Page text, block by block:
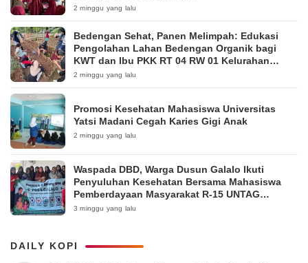
2 minggu yang lalu
Bedengan Sehat, Panen Melimpah: Edukasi
Pengolahan Lahan Bedengan Organik bagi
KWT dan Ibu PKK RT 04 RW 01 Kelurahan
Pakintelan
2 minggu yang lalu
Promosi Kesehatan Mahasiswa Universitas
Yatsi Madani Cegah Karies Gigi Anak
2 minggu yang lalu
Waspada DBD, Warga Dusun Galalo Ikuti
Penyuluhan Kesehatan Bersama Mahasiswa
Pemberdayaan Masyarakat R-15 UNTAG
Surabaya 2026
3 minggu yang lalu
DAILY KOPI